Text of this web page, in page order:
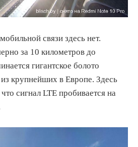
связи здесь нет.
за 10 километров до
гигантское болото
крупнейших в Европе. Здесь
сигнал LTE пробивается на